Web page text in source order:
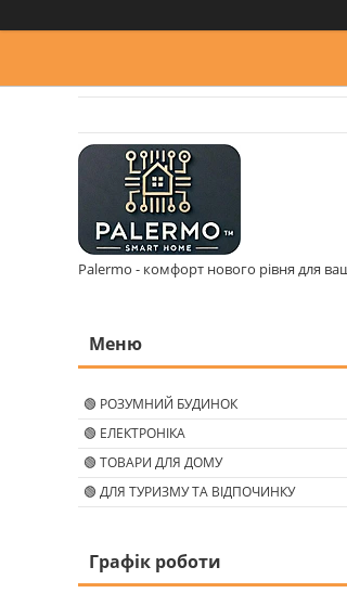
Palermo - комфорт нового рівня для
🟢 РОЗУМНИЙ БУДИНОК
🟢 ЕЛЕКТРОНІКА
🟢 ТОВАРИ ДЛЯ ДОМУ
🟢 ДЛЯ ТУРИЗМУ ТА ВІДПОЧИНКУ
Графік роботи